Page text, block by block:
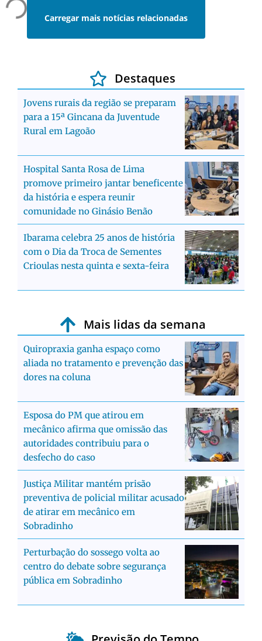
Carregar mais notícias relacionadas
Destaques
Jovens rurais da região se preparam
para a 15ª Gincana da Juventude
Rural em Lagoão
Hospital Santa Rosa de Lima
promove primeiro jantar beneficente
da história e espera reunir
comunidade no Ginásio Benão
Ibarama celebra 25 anos de história
com o Dia da Troca de Sementes
Crioulas nesta quinta e sexta-feira
Mais lidas da semana
Quiropraxia ganha espaço como
aliada no tratamento e prevenção das
dores na coluna
Esposa do PM que atirou em
mecânico afirma que omissão das
autoridades contribuiu para o
desfecho do caso
Justiça Militar mantém prisão
preventiva de policial militar acusado
de atirar em mecânico em
Sobradinho
Perturbação do sossego volta ao
centro do debate sobre segurança
pública em Sobradinho